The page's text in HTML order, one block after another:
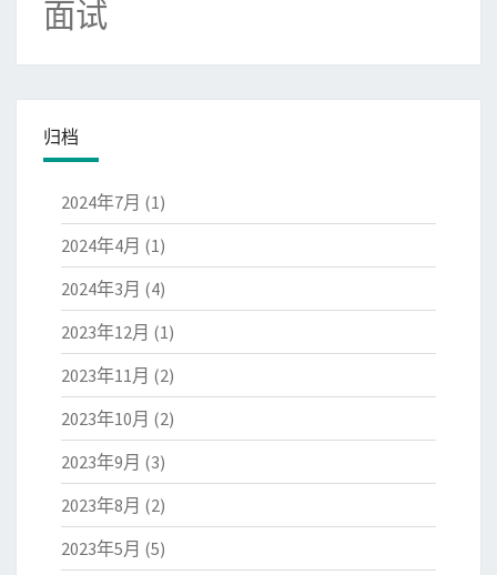
面试
归档
2024年7月 (1)
2024年4月 (1)
2024年3月 (4)
2023年12月 (1)
2023年11月 (2)
2023年10月 (2)
2023年9月 (3)
2023年8月 (2)
2023年5月 (5)